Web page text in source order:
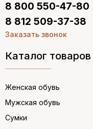
Каталог товаров
Женская обувь
Мужская обувь
Сумки
8 800 550-47-80
8 812 509-37-38
Заказать звонок